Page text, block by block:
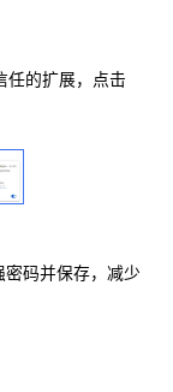
任的扩展，点击
密码并保存，减少